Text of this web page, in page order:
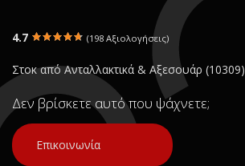
4.7 (198 Αξιολογήσεις)
Στοκ από Ανταλλακτικά & Αξεσουάρ (10309)
Δεν βρίσκετε αυτό που ψάχνετε;
Επικοινωνία